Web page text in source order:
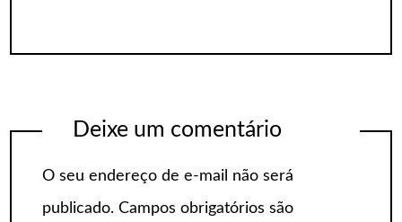
Deixe um comentário
O seu endereço de e-mail não será
publicado. Campos obrigatórios são